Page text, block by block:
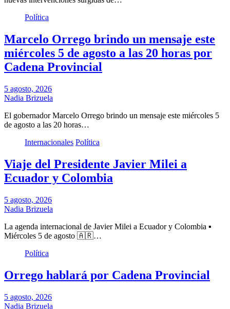
Política
Marcelo Orrego brindo un mensaje este
miércoles 5 de agosto a las 20 horas por
Cadena Provincial
5 agosto, 2026
Nadia Brizuela
El gobernador Marcelo Orrego brindo un mensaje este miércoles 5
de agosto a las 20 horas…
Internacionales Política
Viaje del Presidente Javier Milei a
Ecuador y Colombia
5 agosto, 2026
Nadia Brizuela
La agenda internacional de Javier Milei a Ecuador y Colombia ▪️
Miércoles 5 de agosto 🇦🇷…
Política
Orrego hablará por Cadena Provincial
5 agosto, 2026
Nadia Brizuela